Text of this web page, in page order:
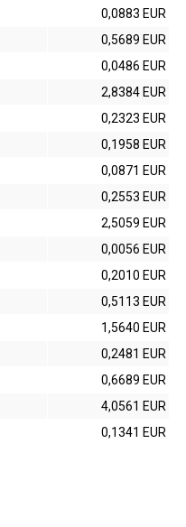
0,0883 EUR
0,5689 EUR
0,0486 EUR
2,8384 EUR
0,2323 EUR
0,1958 EUR
0,0871 EUR
0,2553 EUR
2,5059 EUR
0,0056 EUR
0,2010 EUR
0,5113 EUR
1,5640 EUR
0,2481 EUR
0,6689 EUR
4,0561 EUR
0,1341 EUR